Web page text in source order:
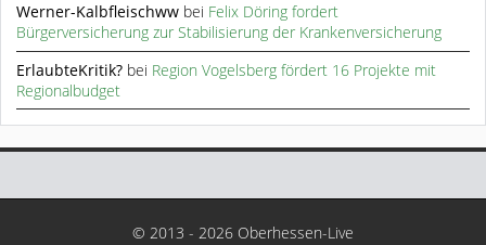
Werner-Kalbfleischww bei Felix Döring fordert
Bürgerversicherung zur Stabilisierung der Krankenversicherung
ErlaubteKritik? bei Region Vogelsberg fördert 16 Projekte mit
Regionalbudget
© 2013 - 2026 Oberhessen-Live